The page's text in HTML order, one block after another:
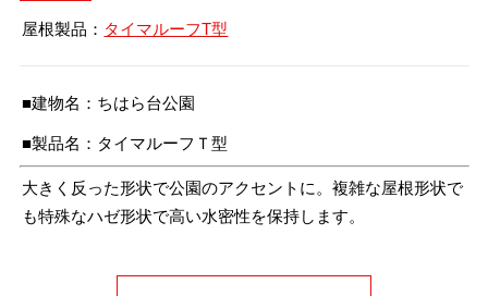
屋根製品： タイマルーフT型
■建物名：ちはら台公園
■製品名：タイマルーフＴ型
大きく反った形状で公園のアクセントに。複雑な屋根形状で
も特殊なハゼ形状で高い水密性を保持します。